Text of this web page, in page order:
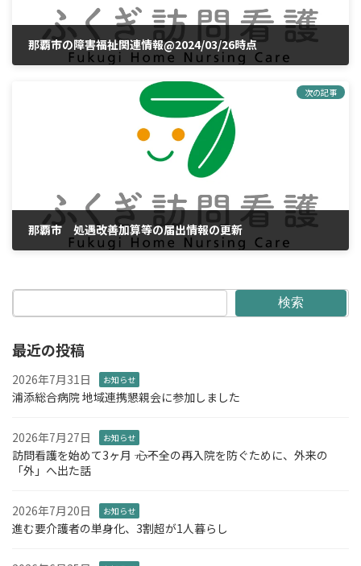
那覇市の障害福祉関連情報@2024/03/26時点
次の記事
那覇市 処遇改善加算等の届出情報の更新
検索
最近の投稿
2026年7月31日 お知らせ
浦添総合病院 地域連携懇親会に参加しました
2026年7月27日 お知らせ
訪問看護を始めて3ヶ月 ―― 心不全の再入院を防ぐために、外来の
「外」へ出た話
2026年7月20日 お知らせ
進む要介護者の単身化、3割超が1人暮らし